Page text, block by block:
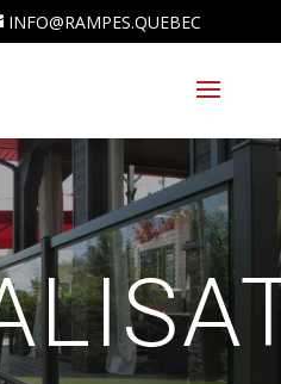
INFO@RAMPES.QUEBEC